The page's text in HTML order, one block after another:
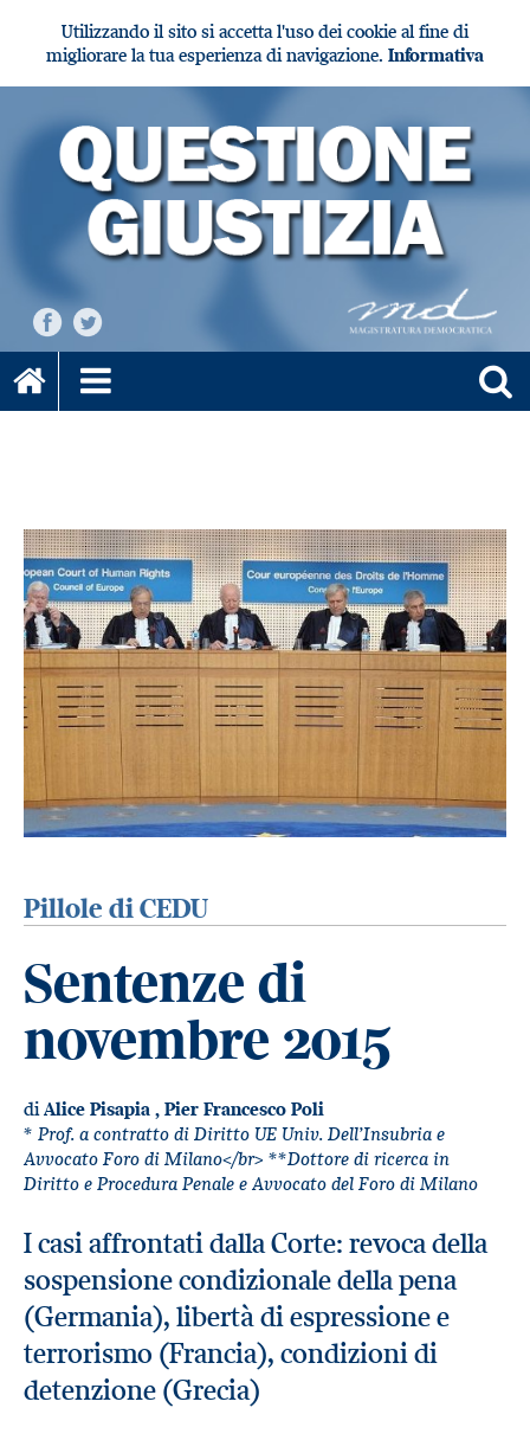
Utilizzando il sito si accetta l'uso dei cookie al fine di
migliorare la tua esperienza di navigazione. Informativa
Pillole di CEDU
Sentenze di
novembre 2015
diAlice Pisapia , Pier Francesco Poli
* Prof. a contratto di Diritto UE Univ. Dell’Insubria e
Avvocato Foro di Milano</br> **Dottore di ricerca in
Diritto e Procedura Penale e Avvocato del Foro di Milano
I casi affrontati dalla Corte: revoca della
sospensione condizionale della pena
(Germania), libertà di espressione e
terrorismo (Francia), condizioni di
detenzione (Grecia)